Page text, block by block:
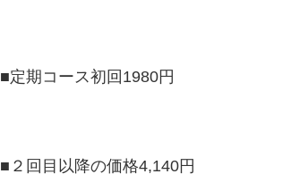
■定期コース初回1980円
■２回目以降の価格4,140円